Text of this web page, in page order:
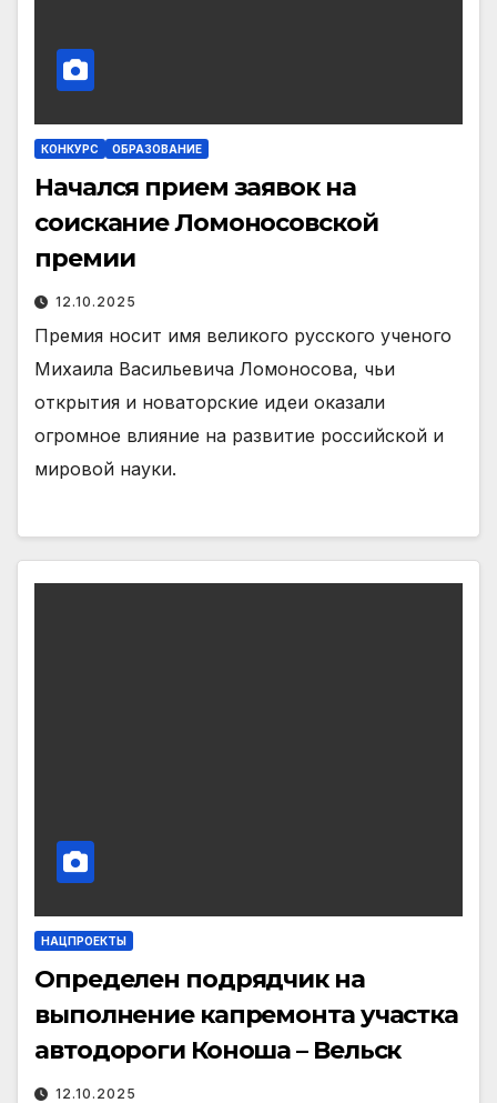
КОНКУРС ОБРАЗОВАНИЕ
Начался прием заявок на
соискание Ломоносовской
премии
12.10.2025
Премия носит имя великого русского ученого
Михаила Васильевича Ломоносова, чьи
открытия и новаторские идеи оказали
огромное влияние на развитие российской и
мировой науки.
НАЦПРОЕКТЫ
Определен подрядчик на
выполнение капремонта участка
автодороги Коноша – Вельск
12.10.2025